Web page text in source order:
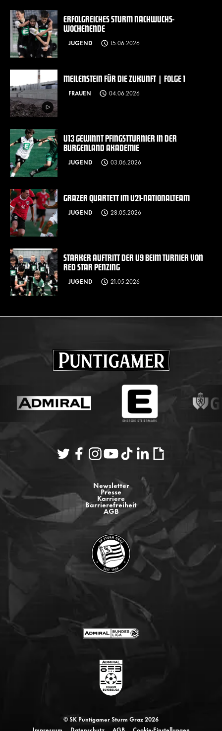
ERFOLGREICHES STURM NACHWUCHS-
WOCHENENDE
JUGEND 15.06.2026
MEILENSTEIN FÜR DIE ZUKUNFT | FOLGE 1
FRAUEN 04.06.2026
U13 GEWINNT PFINGSTTURNIER IN DER
BURGENLAND AKADEMIE
JUGEND 03.06.2026
GRAZER QUARTETT IM U21-NATIONALTEAM
JUGEND 28.05.2026
STARKER AUFTRITT DER U9 BEIM TURNIER VON
RED STAR PENZING
JUGEND 21.05.2026
Newsletter
Presse
Karriere
Barrierefreiheit
AGB
© SK Puntigamer Sturm Graz 2026